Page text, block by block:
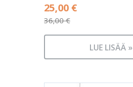
36,00€
Alkuperäinen
hinta
oli:
25,00 €
Nykyinen
on:
LUE LISÄÄ »